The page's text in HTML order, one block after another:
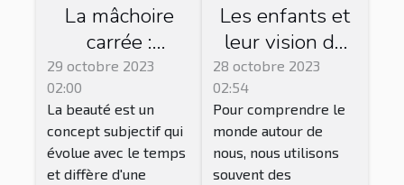
La mâchoire
carrée :
symbole de
beauté ou de
masculinité ?
29 octobre 2023
02:00
La beauté est un
concept subjectif qui
évolue avec le temps
et diffère d'une
Les enfants et
leur vision du
monde : une
perspective non
catégorisée
28 octobre 2023
02:54
Pour comprendre le
monde autour de
nous, nous utilisons
souvent des